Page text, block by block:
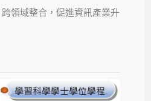
領域整合，促進資訊產業升